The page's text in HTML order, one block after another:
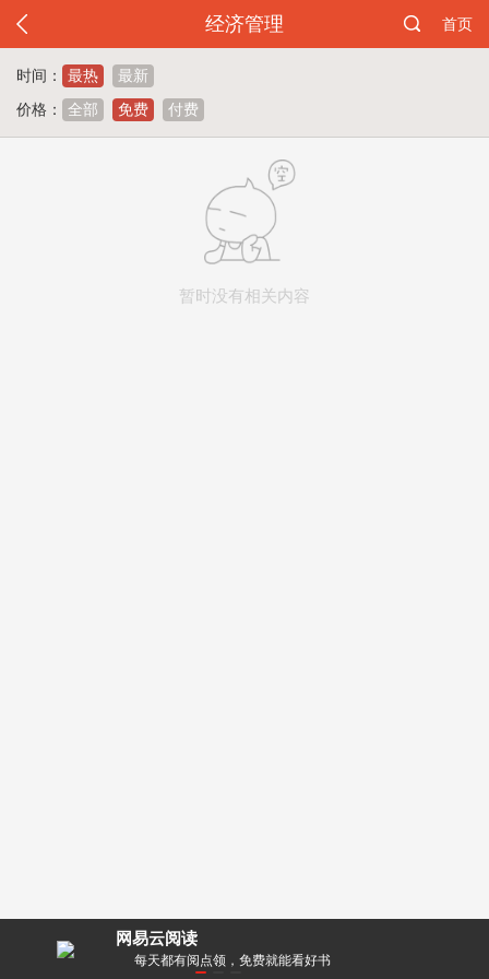
经济管理 首页
时间： 最热
最新
价格：
全部 免费 付费
暂时没有相关内容
网易云阅读
每天都有阅点领，免费就能看好书